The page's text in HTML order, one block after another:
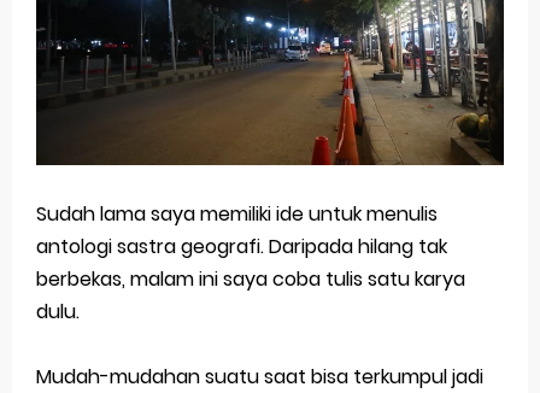
Pembahasan Soal OSN-K Geografi 2025 No 1-5
Bocoran 150 Bank Soal Dasar OSN Geografi 2026 Part 1 [Wajib Baca]
Bencana Banjir Bandang di Sumatra Salah Manusia
Gratis, Pre Test Online Calon Pejuang OSN Geografi 2026
50 Latihan Prediksi Soal TKA Sosiologi 2025 + Kunci
Prediksi Soal TKA Geografi Topik Konsep Geografi + Kunci
Latihan Soal TKA Geografi 2025 Topik Analisa Informasi Geospasial
STOP Belajar Geografi Pakai Cara Lama! 😤 TKA 2025 Beda Level. Kuasai 150 Bank Soal HOTS Sekarang!
Sudah lama saya memiliki ide untuk menulis
antologi sastra geografi. Daripada hilang tak
berbekas, malam ini saya coba tulis satu karya
dulu.
Mudah-mudahan suatu saat bisa terkumpul jadi